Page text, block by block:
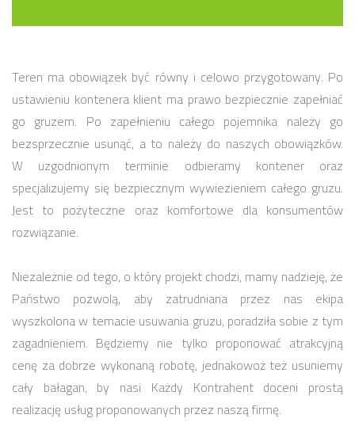
Teren ma obowiązek być równy i celowo przygotowany. Po
ustawieniu kontenera klient ma prawo bezpiecznie zapełniać
go gruzem. Po zapełnieniu całego pojemnika należy go
bezsprzecznie usunąć, a to należy do naszych obowiązków.
W uzgodnionym terminie odbieramy kontener oraz
specjalizujemy się bezpiecznym wywiezieniem całego gruzu.
Jest to pożyteczne oraz komfortowe dla konsumentów
rozwiązanie.
Niezależnie od tego, o który projekt chodzi, mamy nadzieję, że
Państwo pozwolą, aby zatrudniana przez nas ekipa
wyszkolona w temacie usuwania gruzu, poradziła sobie z tym
zagadnieniem. Będziemy nie tylko proponować atrakcyjną
cenę za dobrze wykonaną robotę, jednakowoż też usuniemy
cały bałagan, by nasi Każdy Kontrahent doceni prostą
realizację usług proponowanych przez naszą firmę.